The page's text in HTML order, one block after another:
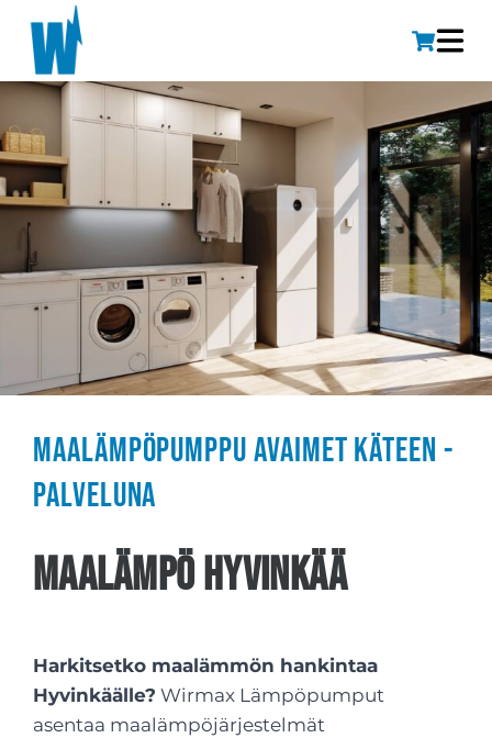
Maalämpöpumppu avaimet käteen -
palveluna
Maalämpö Hyvinkää
Harkitsetko maalämmön hankintaa
Hyvinkäälle? Wirmax Lämpöpumput
asentaa maalämpöjärjestelmät